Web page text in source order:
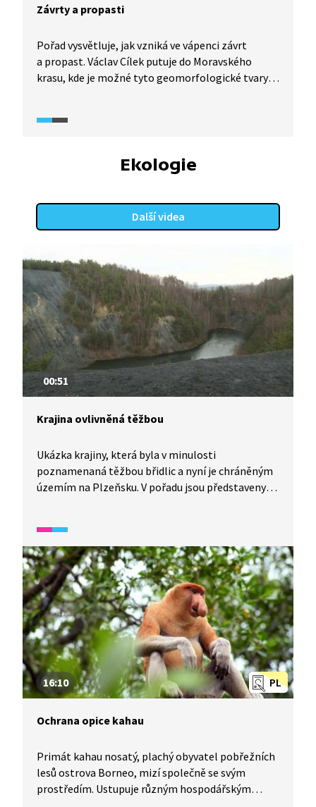
Závrty a propasti
Pořad vysvětluje, jak vzniká ve vápenci závrt
a propast. Václav Cílek putuje do Moravského
krasu, kde je možné tyto geomorfologické tvary
Ekologie
Další videa
00:51
Krajina ovlivněná těžbou
Ukázka krajiny, která byla v minulosti
poznamenaná těžbou břidlic a nyní je chráněným
územím na Plzeňsku. V pořadu jsou představeny
borovice), haldy po těžbě či zatopená těžební
jáma s kyselou vodou.
PL
16:10
Ochrana opice kahau
Primát kahau nosatý, plachý obyvatel pobřežních
lesů ostrova Borneo, mizí společně se svým
prostředím. Ustupuje různým hospodářským